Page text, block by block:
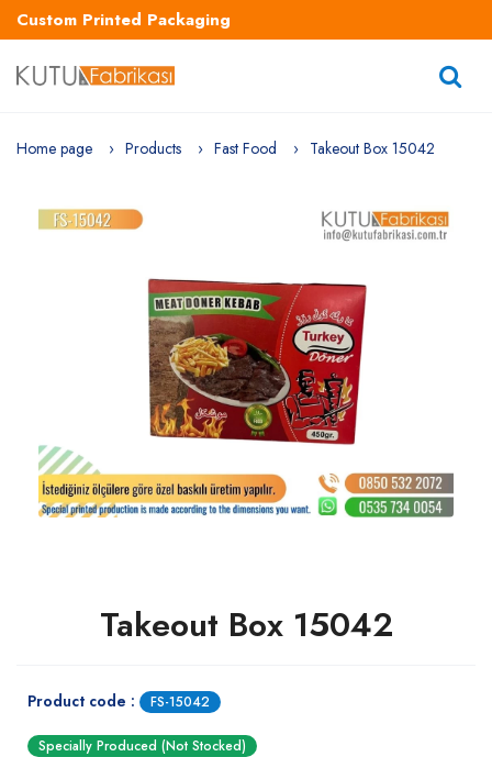
Custom Printed Packaging
Home page Products Fast Food Takeout Box 15042
Takeout Box 15042
Product code : FS-15042
Specially Produced (Not Stocked)